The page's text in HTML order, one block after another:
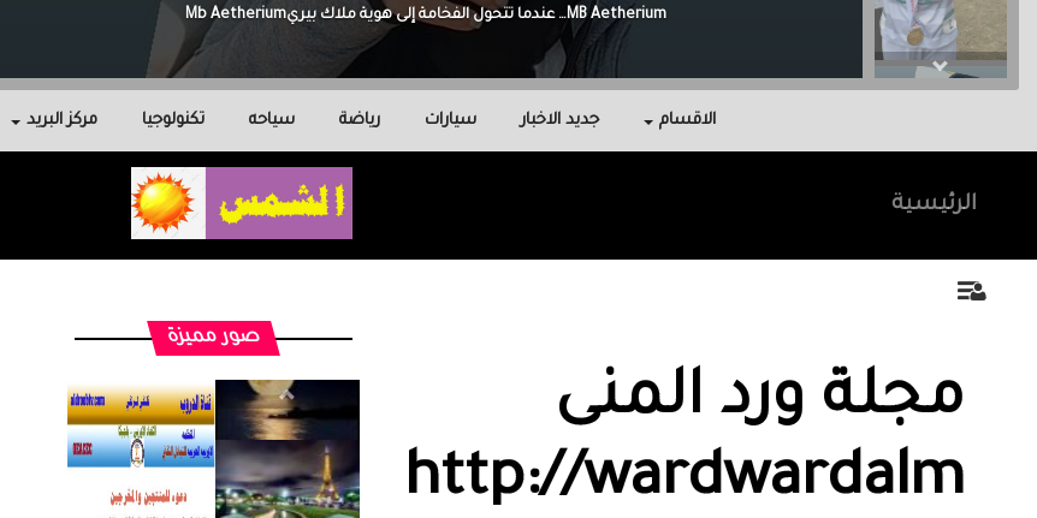
Malak Berri وراء كل نجاح عائلة آمنت بي، واحتوتني، وكانت سندي في أصعب اللحظات.
الاقسام جديد الاخبار سيارات رياضة سياحه تكنولوجيا مركز البريد
الرئيسية
مجلة ورد المنى
http://wardwardalm
صور مميزة